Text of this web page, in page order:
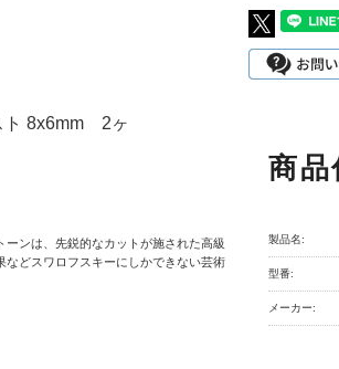
ト 8x6mm 2ヶ
ンは、先鋭的なカットが施された高級
などスワロフスキーにしかできない芸術
商品
製品名:
型番:
メーカー: